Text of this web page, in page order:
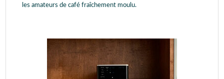
les amateurs de café fraîchement moulu.